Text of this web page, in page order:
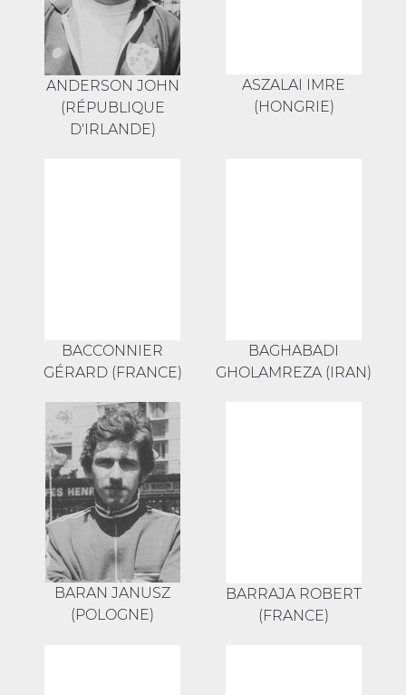
ANDERSON JOHN
(RÉPUBLIQUE
D'IRLANDE)
ASZALAI IMRE
(HONGRIE)
BACCONNIER
GÉRARD (FRANCE)
BAGHABADI
GHOLAMREZA (IRAN)
BARAN JANUSZ
(POLOGNE)
BARRAJA ROBERT
(FRANCE)